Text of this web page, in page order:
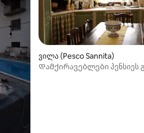
ვილა (Pesco Sannita)
Დამქირავებლები პენსიეს